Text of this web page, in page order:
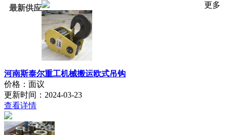
最新供应
更多
河南斯泰尔重工机械搬运欧式吊钩
价格：面议
更新时间：2024-03-23
查看详情